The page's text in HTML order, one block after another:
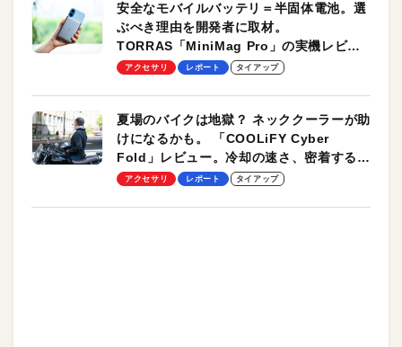
安全なモバイルバッテリ＝半固体電池。選
ぶべき理由を開発者に取材。
TORRAS「MiniMag Pro」の実機レビュ
ーも
アクセサリ レポート タイアップ
夏場のバイクは地獄？ ネッククーラーが助
けになるかも。 「COOLiFY Cyber
Fold」レビュー。冷却の速さ、密着する冷
却プレート、シンプルな操作性がグッド！
アクセサリ レポート タイアップ